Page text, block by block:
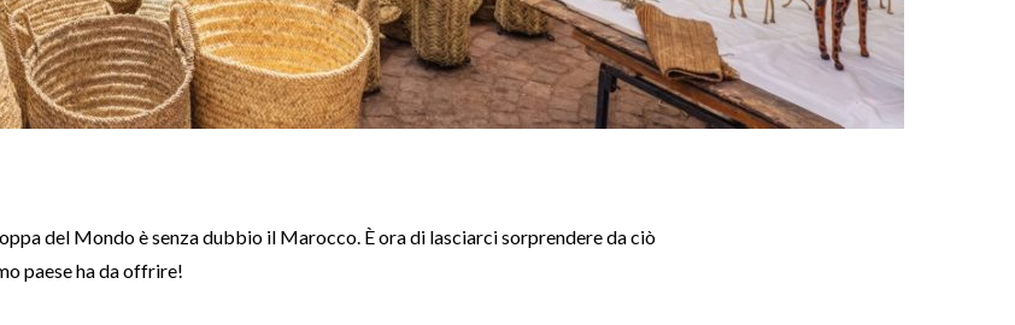
del Mondo è senza dubbio il Marocco. È ora di lasciarci sorprendere da ciò
paese ha da offrire!